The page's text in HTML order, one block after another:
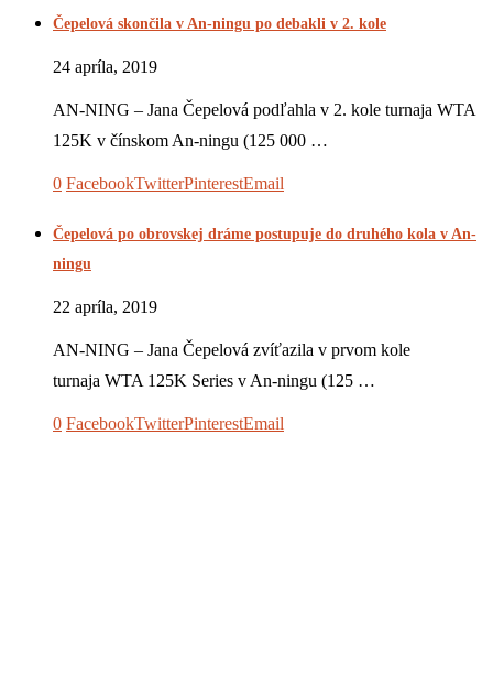
Čepelová skončila v An-ningu po debakli v 2. kole
24 apríla, 2019
AN-NING – Jana Čepelová podľahla v 2. kole turnaja WTA
125K v čínskom An-ningu (125 000 …
0 FacebookTwitterPinterestEmail
Čepelová po obrovskej dráme postupuje do druhého kola v An-
ningu
22 apríla, 2019
AN-NING – Jana Čepelová zvíťazila v prvom kole
turnaja WTA 125K Series v An-ningu (125 …
0 FacebookTwitterPinterestEmail